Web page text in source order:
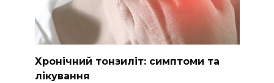
Хронічний тонзиліт: симптоми та
лікування